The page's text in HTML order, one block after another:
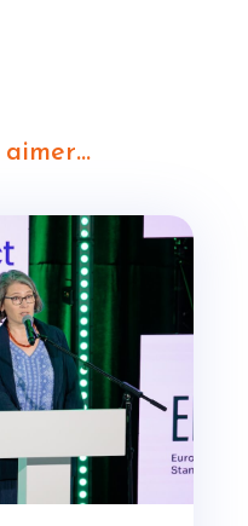
aimer…